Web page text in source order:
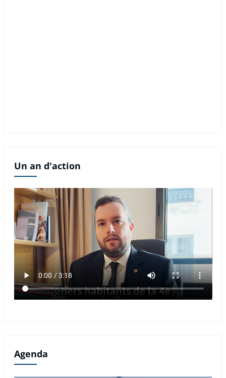
Un an d'action
Agenda